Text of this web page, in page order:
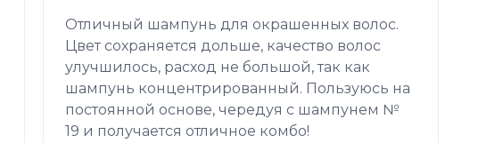
Отличный шампунь для окрашенных волос.
Цвет сохраняется дольше, качество волос
улучшилось, расход не большой, так как
шампунь концентрированный. Пользуюсь на
постоянной основе, чередуя с шампунем №
19 и получается отличное комбо!